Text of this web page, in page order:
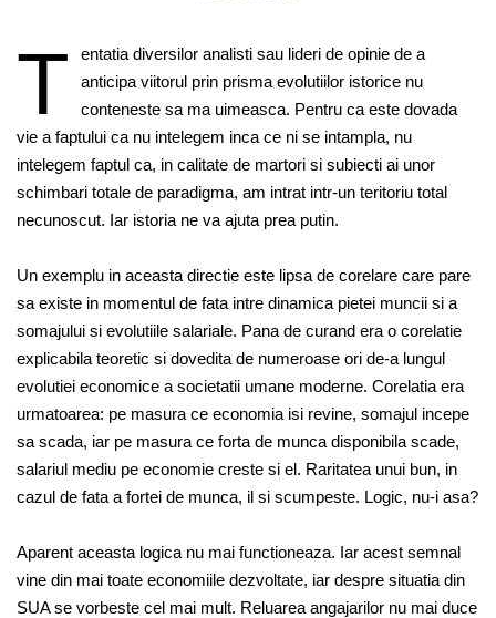
T
entatia diversilor analisti sau lideri de opinie de a
anticipa viitorul prin prisma evolutiilor istorice nu
conteneste sa ma uimeasca. Pentru ca este dovada
vie a faptului ca nu intelegem inca ce ni se intampla, nu
intelegem faptul ca, in calitate de martori si subiecti ai unor
schimbari totale de paradigma, am intrat intr-un teritoriu total
necunoscut. Iar istoria ne va ajuta prea putin.
Un exemplu in aceasta directie este lipsa de corelare care pare
sa existe in momentul de fata intre dinamica pietei muncii si a
somajului si evolutiile salariale. Pana de curand era o corelatie
explicabila teoretic si dovedita de numeroase ori de-a lungul
evolutiei economice a societatii umane moderne. Corelatia era
urmatoarea: pe masura ce economia isi revine, somajul incepe
sa scada, iar pe masura ce forta de munca disponibila scade,
salariul mediu pe economie creste si el. Raritatea unui bun, in
cazul de fata a fortei de munca, il si scumpeste. Logic, nu-i asa?
Aparent aceasta logica nu mai functioneaza. Iar acest semnal
vine din mai toate economiile dezvoltate, iar despre situatia din
SUA se vorbeste cel mai mult. Reluarea angajarilor nu mai duce